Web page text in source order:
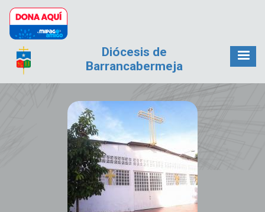
Pasar al contenido principal
Diócesis de
Barrancabermeja